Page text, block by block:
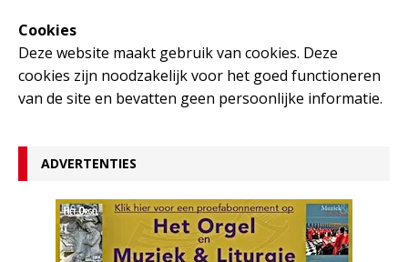
Cookies
Deze website maakt gebruik van cookies. Deze
cookies zijn noodzakelijk voor het goed functioneren
van de site en bevatten geen persoonlijke informatie.
ADVERTENTIES